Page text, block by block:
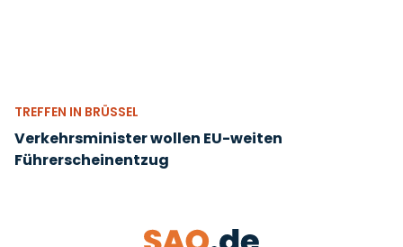
TREFFEN IN BRÜSSEL
Verkehrsminister wollen EU-weiten
Führerscheinentzug